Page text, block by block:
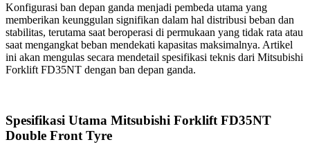
Konfigurasi ban depan ganda menjadi pembeda utama yang
memberikan keunggulan signifikan dalam hal distribusi beban dan
stabilitas, terutama saat beroperasi di permukaan yang tidak rata atau
saat mengangkat beban mendekati kapasitas maksimalnya. Artikel
ini akan mengulas secara mendetail spesifikasi teknis dari Mitsubishi
Forklift FD35NT dengan ban depan ganda.
Spesifikasi Utama Mitsubishi Forklift FD35NT
Double Front Tyre